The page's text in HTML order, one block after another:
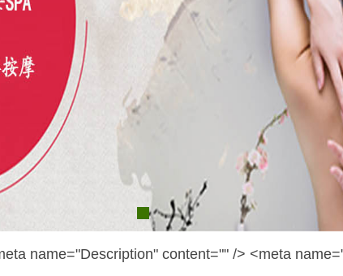
name="Description" content="" /> <meta